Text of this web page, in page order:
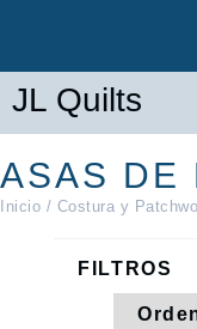
JL Quilts
ASAS DE
Inicio / Costura y
FILTROS